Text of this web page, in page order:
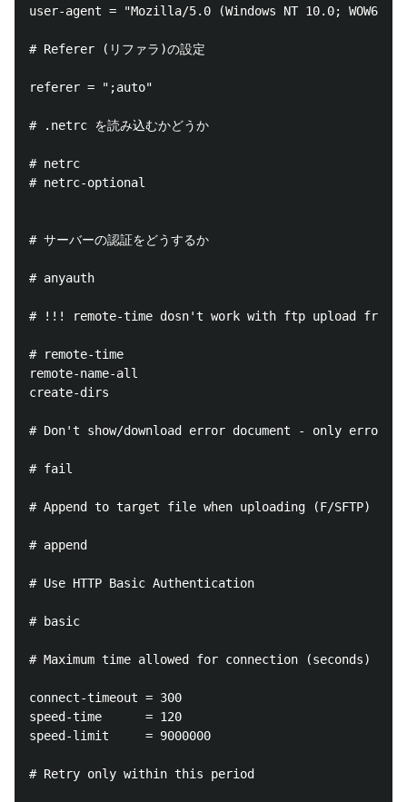
user-agent = "Mozilla/5.0 (Windows NT 10.0;
# Referer (リファラ)の設定
referer = ";auto"
# .netrc を読み込むかどうか
# netrc
# netrc-optional
# サーバーの認証をどうするか
# anyauth
# !!! remote-time dosn't work with ftp upload from
# remote-time
remote-name-all
create-dirs
# Don't show/download error document - only error
# fail
# Append to target file when uploading (F/SFTP)
# append
# Use HTTP Basic Authentication
# basic
# Maximum time allowed for connection (seconds)
connect-timeout = 300
speed-time      = 120
speed-limit     = 9000000
# Retry only within this period